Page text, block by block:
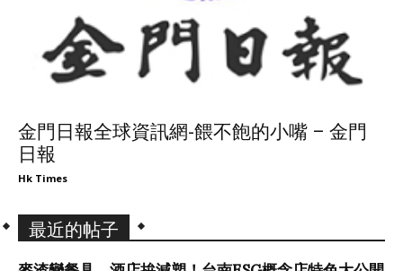
金門日報全球資訊網-餵不飽的小嘴 – 金門
日報
Hk Times
最近的帖子